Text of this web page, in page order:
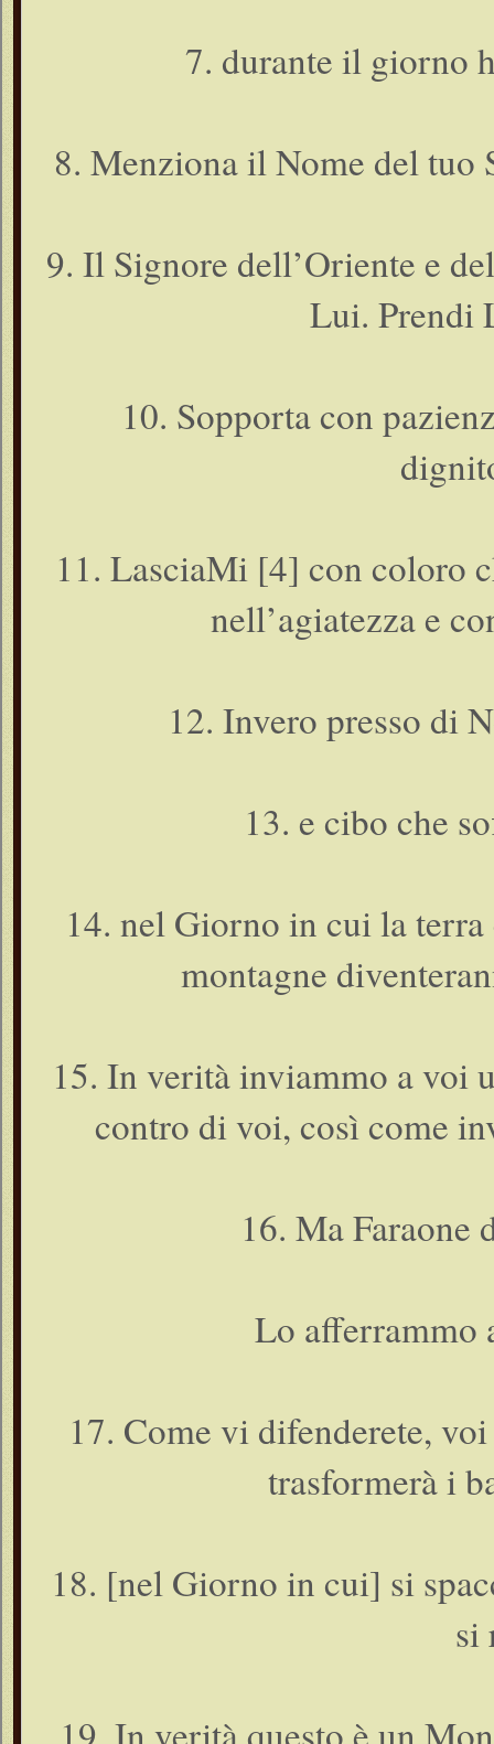
7. durante il giorno
8. Menziona il Nome del tuo
9. Il Signore dell’Oriente e
Lui. Prendi
10. Sopporta con
11. LasciaMi [4] con coloro
nell’agiatezza e
12. Invero presso di
13. e cibo che
14. nel Giorno in cui la
montagne
15. In verità inviammo a voi
contro di voi, così come
16. Ma Faraone
Lo afferrammo
17. Come vi difenderete,
trasformerà i
18. [nel Giorno in cui] si
si
19. In verità questo è un